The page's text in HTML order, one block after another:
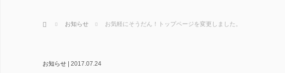
ホーム お知らせ お気軽にそうだん！トップページを変更しました。
お知らせ| 2017.07.24